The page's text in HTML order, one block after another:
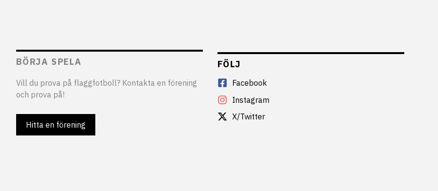
BÖRJA SPELA
Vill du prova på flaggfotboll? Kontakta en förening
och prova på!
Hitta en förening
FÖLJ
Facebook
Instagram
X/Twitter